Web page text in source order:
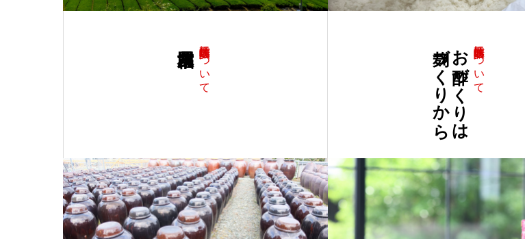
江崎酢醸造元について 江崎酢醸造元について
お酢づくりは
麹づくりから